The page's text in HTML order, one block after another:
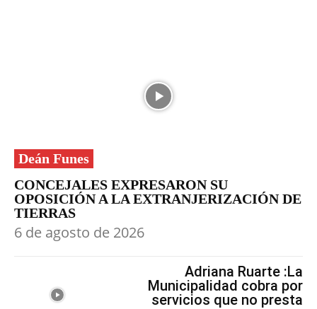
Deán Funes
CONCEJALES EXPRESARON SU
OPOSICIÓN A LA EXTRANJERIZACIÓN DE
TIERRAS
6 de agosto de 2026
Adriana Ruarte :La
Municipalidad cobra por
servicios que no presta